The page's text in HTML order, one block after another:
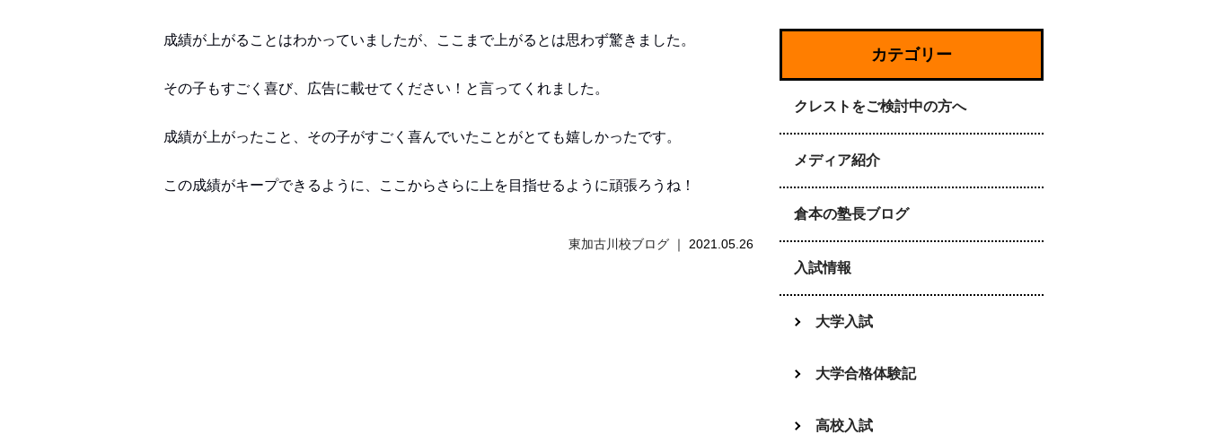
成績が上がることはわかっていましたが、ここまで上がるとは思わず驚きました。
その子もすごく喜び、広告に載せてください！と言ってくれました。
成績が上がったこと、その子がすごく喜んでいたことがとても嬉しかったです。
この成績がキープできるように、ここからさらに上を目指せるように頑張ろうね！
東加古川校ブログ 2021.05.26
カテゴリー
クレストをご検討中の方へ
メディア紹介
倉本の塾長ブログ
入試情報
大学入試
大学合格体験記
高校入試